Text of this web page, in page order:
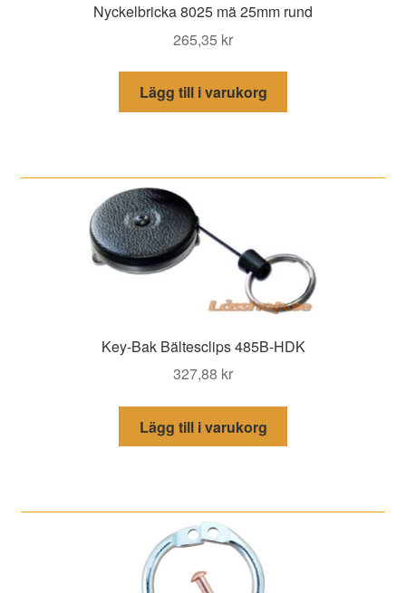
Nyckelbricka 8025 mä 25mm rund
265,35 kr
Lägg till i varukorg
Key-Bak Bältesclips 485B-HDK
327,88 kr
Lägg till i varukorg